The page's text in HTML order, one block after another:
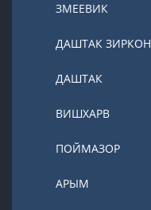
ЗМЕЕВИК
ДАШТАК ЗИРКОН
ДАШТАК
ВИШХАРВ
ПОЙМАЗОР
АРЫМ